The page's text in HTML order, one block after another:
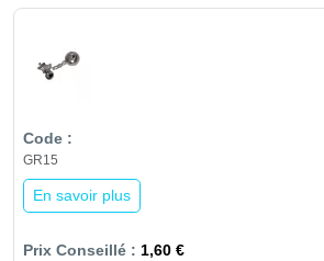
GR15
En savoir plus
1,60 €